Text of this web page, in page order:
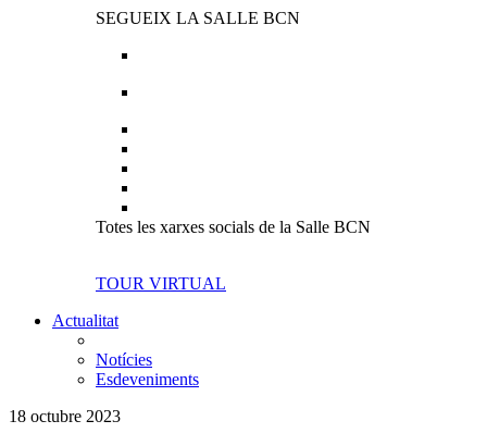
SEGUEIX LA SALLE BCN
Totes les xarxes socials de la Salle BCN
TOUR VIRTUAL
Actualitat
Notícies
Esdeveniments
18 octubre 2023